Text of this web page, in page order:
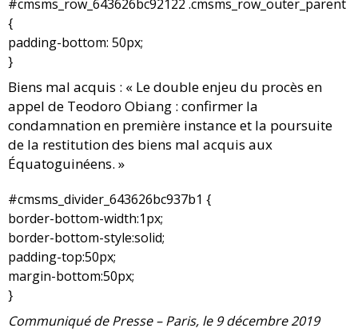
#cmsms_row_643626bc92122 .cmsms_row_outer_parent
{
padding-bottom: 50px;
}
Biens mal acquis : « Le double enjeu du procès en
appel de Teodoro Obiang : confirmer la
condamnation en première instance et la poursuite
de la restitution des biens mal acquis aux
Équatoguinéens. »
#cmsms_divider_643626bc937b1 {
border-bottom-width:1px;
border-bottom-style:solid;
padding-top:50px;
margin-bottom:50px;
}
Communiqué de Presse – Paris, le 9 décembre 2019